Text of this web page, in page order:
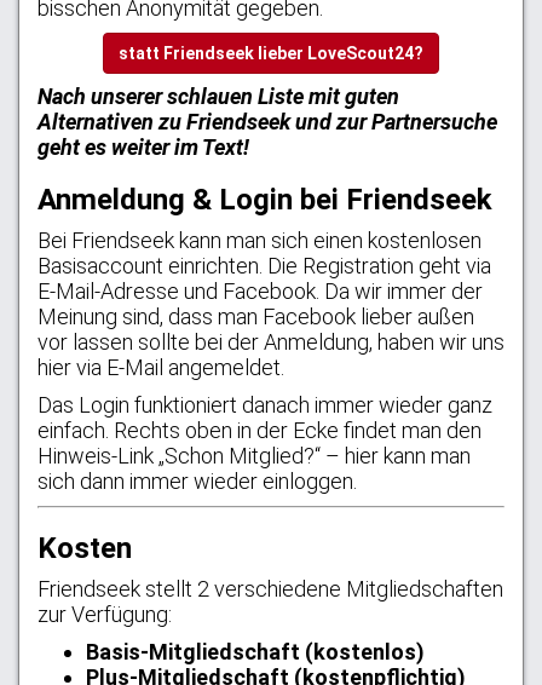
bisschen Anonymität gegeben.
statt Friendseek lieber LoveScout24?
Nach unserer schlauen Liste mit guten
Alternativen zu Friendseek und zur Partnersuche
geht es weiter im Text!
Anmeldung & Login bei Friendseek
Bei Friendseek kann man sich einen kostenlosen
Basisaccount einrichten. Die Registration geht via
E-Mail-Adresse und Facebook. Da wir immer der
Meinung sind, dass man Facebook lieber außen
vor lassen sollte bei der Anmeldung, haben wir uns
hier via E-Mail angemeldet.
Das Login funktioniert danach immer wieder ganz
einfach. Rechts oben in der Ecke findet man den
Hinweis-Link „Schon Mitglied?“ – hier kann man
sich dann immer wieder einloggen.
Kosten
Friendseek stellt 2 verschiedene Mitgliedschaften
zur Verfügung:
Basis-Mitgliedschaft (kostenlos)
Plus-Mitgliedschaft (kostenpflichtig)